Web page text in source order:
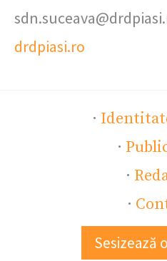
drdpiasi.ro
·
·
·
·
Sesizează